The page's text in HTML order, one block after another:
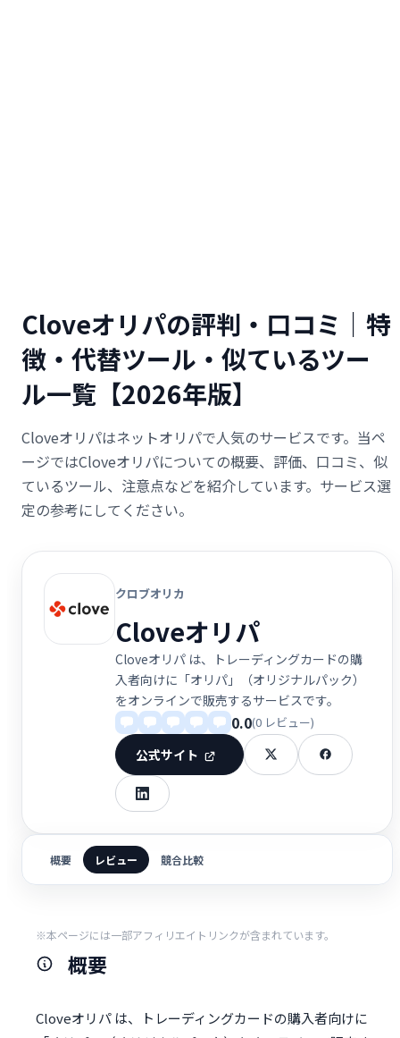
Cloveオリパの評判・口コミ｜特
徴・代替ツール・似ているツー
ル一覧【2026年版】
Cloveオリパはネットオリパで人気のサービスです。当ペ
ージではCloveオリパについての概要、評価、口コミ、似
ているツール、注意点などを紹介しています。サービス選
定の参考にしてください。
クロブオリカ
Cloveオリパ
Cloveオリパ は、トレーディングカードの購
入者向けに「オリパ」（オリジナルパック）
をオンラインで販売するサービスです。
0.0(0 レビュー)
公式サイト
概要 レビュー 競合比較
※本ページには一部アフィリエイトリンクが含まれています。
概要
Cloveオリパ は、トレーディングカードの購入者向けに